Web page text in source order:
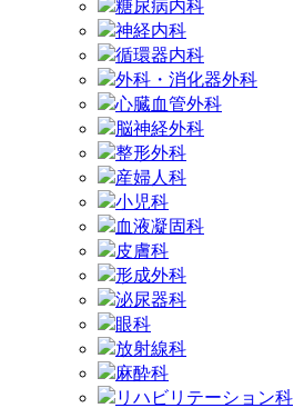
糖尿病内科
神経内科
循環器内科
外科・消化器外科
心臓血管外科
脳神経外科
整形外科
産婦人科
小児科
血液凝固科
皮膚科
形成外科
泌尿器科
眼科
放射線科
麻酔科
リハビリテーション科